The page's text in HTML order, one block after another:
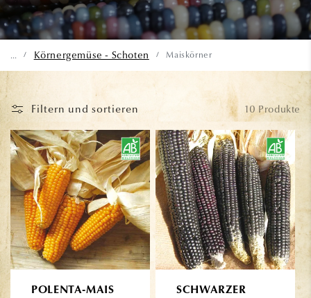
... / Körnergemüse - Schoten / Maiskörner
Filtern und sortieren 10 Produkte
POLENTA-MAIS
SCHWARZER